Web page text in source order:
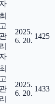
자
최
고
관
리
자
2025.
6. 20.
1425
최
고
관
리
2025.
6. 20.
1433